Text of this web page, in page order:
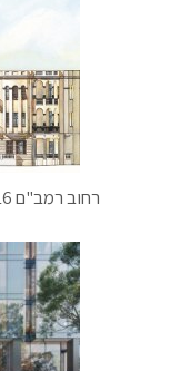
רחוב רמב"ם 12-16, בית העמודים, תל אביב-יפו